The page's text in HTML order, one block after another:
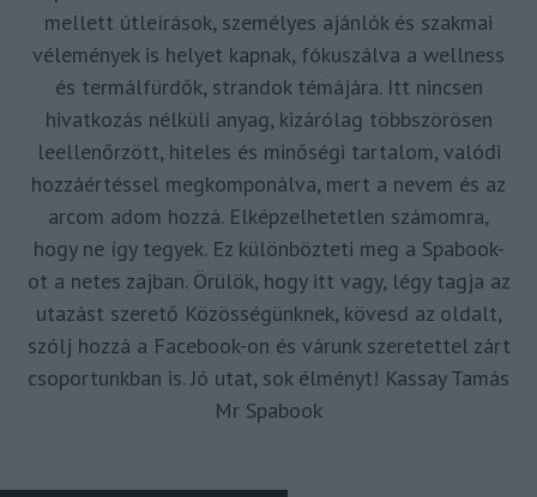
mellett útleírások, személyes ajánlók és szakmai
vélemények is helyet kapnak, fókuszálva a wellness
és termálfürdők, strandok témájára. Itt nincsen
hivatkozás nélküli anyag, kizárólag többszörösen
leellenőrzött, hiteles és minőségi tartalom, valódi
hozzáértéssel megkomponálva, mert a nevem és az
arcom adom hozzá. Elképzelhetetlen számomra,
hogy ne így tegyek. Ez különbözteti meg a Spabook-
ot a netes zajban. Örülök, hogy itt vagy, légy tagja az
utazást szerető Közösségünknek, kövesd az oldalt,
szólj hozzá a Facebook-on és várunk szeretettel zárt
csoportunkban is. Jó utat, sok élményt! Kassay Tamás
Mr Spabook